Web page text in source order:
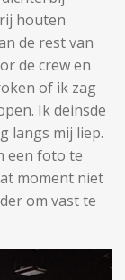
houten
de rest van
de crew en
of ik zag
Ik deinsde
langs mij liep.
een foto te
moment niet
om vast te